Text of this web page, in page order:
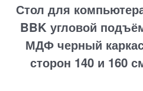
Стол для
BBK угловой
МДФ черный
сторон 140 и 160